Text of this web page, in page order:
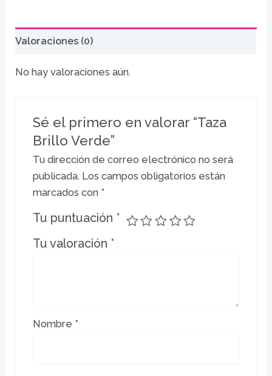
Valoraciones (0)
No hay valoraciones aún.
Sé el primero en valorar “Taza
Brillo Verde”
Tu dirección de correo electrónico no será
publicada. Los campos obligatorios están
marcados con *
Tu puntuación *
Tu valoración *
Nombre *